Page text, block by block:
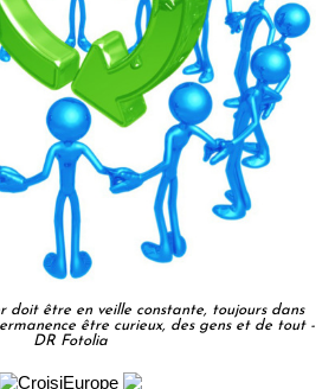
doit être en veille constante, toujours dans
être curieux, des gens et de tout -
DR Fotolia